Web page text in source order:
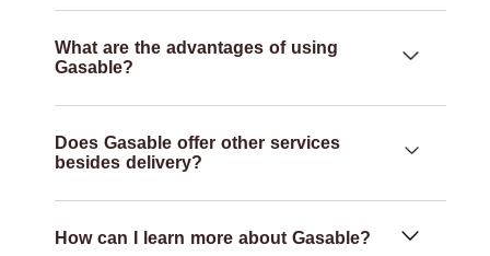
What are the advantages of using
Gasable?
Does Gasable offer other services
besides delivery?
How can I learn more about Gasable?